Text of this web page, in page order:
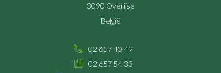
3090 Overijse
België
02 657 40 49
02 657 54 33